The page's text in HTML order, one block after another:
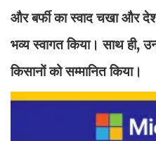
और बर्फी का स्वाद चखा और
भव्य स्वागत किया। साथ ही,
किसानों को सम्मानित किया।